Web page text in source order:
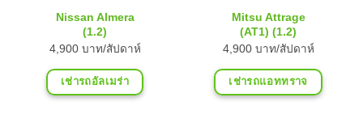
Nissan Almera
(1.2)
4,900 บาท/สัปดาห์
เช่ารถอัลเมร่า
Mitsu Attrage
(AT1) (1.2)
4,900 บาท/สัปดาห์
เช่ารถแอททราจ